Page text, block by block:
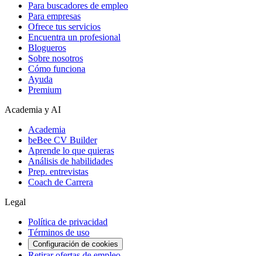
Para buscadores de empleo
Para empresas
Ofrece tus servicios
Encuentra un profesional
Blogueros
Sobre nosotros
Cómo funciona
Ayuda
Premium
Academia y AI
Academia
beBee CV Builder
Aprende lo que quieras
Análisis de habilidades
Prep. entrevistas
Coach de Carrera
Legal
Política de privacidad
Términos de uso
Configuración de cookies